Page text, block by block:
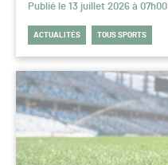
Publié le 13 juillet 2026 à 07h00
ACTUALITÉS TOUS SPORTS